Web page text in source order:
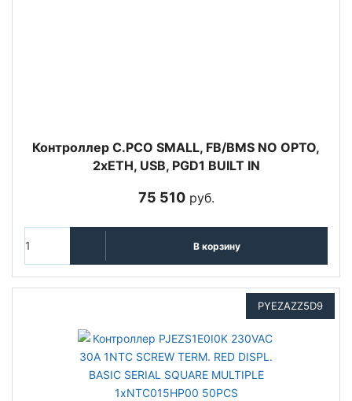
Контроллер C.PCO SMALL, FB/BMS NO OPTO,
2xETH, USB, PGD1 BUILT IN
75 510руб.
В корзину
PYEZAZZ5D9